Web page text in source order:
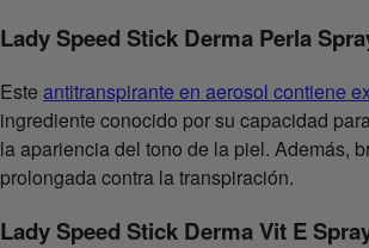
Lady Speed Stick Derma Perla
Este antitranspirante en aerosol contiene
ingrediente conocido por su capacidad
la apariencia del tono de la piel. Además,
prolongada contra la transpiración.
Lady Speed Stick Derma Vit E